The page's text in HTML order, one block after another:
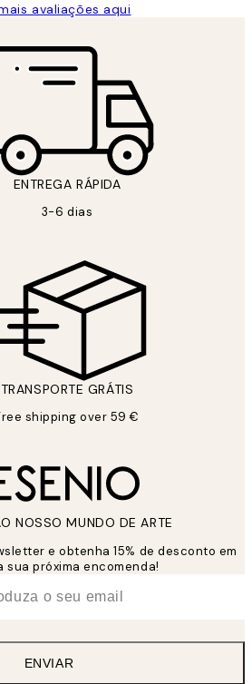
avaliações aqui
ENTREGA RÁPIDA
3-6 dias
TRANSPORTE GRÁTIS
shipping over 59 €
NOSSO MUNDO DE ARTE
e obtenha 15% de desconto em
sua próxima encomenda!
ENVIAR